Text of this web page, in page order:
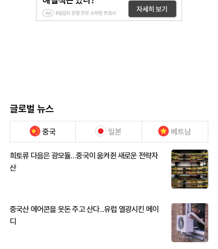
글로벌 뉴스
중국 일본 베트남
희토류 다음은 광모듈…중국이 움켜쥔 새로운 전략자
산
중국산 에어콘을 웃돈 주고 산다...유럽 열광시킨 메이
디